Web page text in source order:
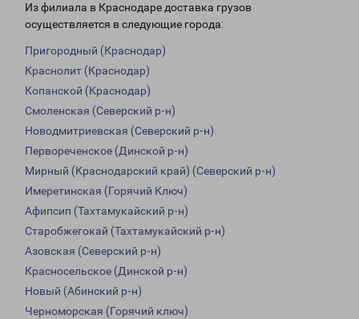
Из филиала в Краснодаре доставка грузов
осуществляется в следующие города:
Пригородный (Краснодар)
Краснолит (Краснодар)
Копанской (Краснодар)
Смоленская (Северский р-н)
Новодмитриевская (Северский р-н)
Первореченское (Динской р-н)
Мирный (Краснодарский край) (Северский р-н)
Имеретинская (Горячий Ключ)
Афипсип (Тахтамукайский р-н)
Старобжегокай (Тахтамукайский р-н)
Азовская (Северский р-н)
Красносельское (Динской р-н)
Новый (Абинский р-н)
Черноморская (Горячий ключ)